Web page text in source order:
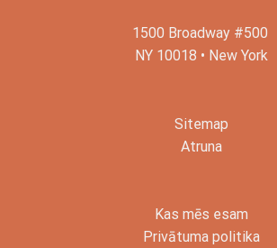
1500 Broadway #500
NY 10018 • New York
Sitemap
Atruna
Kas mēs esam
Privātuma politika